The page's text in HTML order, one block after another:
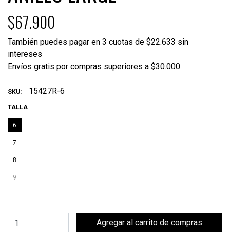
$67.900
También puedes pagar en 3 cuotas de $22.633 sin
intereses
Envíos gratis por compras superiores a $30.000
SKU: 15427R-6
TALLA
6
7
8
9